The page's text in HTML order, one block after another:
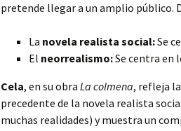
pretende llegar a un amplio público.
La novela realista social:Se
El neorrealismo:Se centra en
Cela, en su obra La colmena, refleja
precedente de la novela realista
muchas realidades) y muestra un